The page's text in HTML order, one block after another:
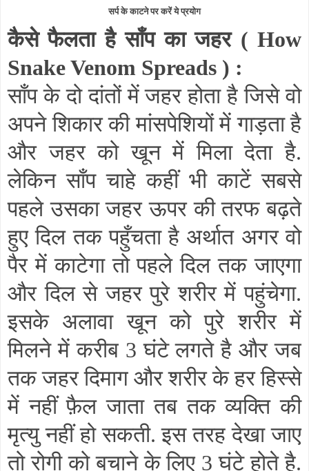
सर्प के काटने पर करें ये प्रयोग
कैसे फैलता है साँप का जहर ( How
Snake Venom Spreads ) :
साँप के दो दांतों में जहर होता है जिसे वो
अपने शिकार की मांसपेशियों में गाड़ता है
और जहर को खून में मिला देता है.
लेकिन साँप चाहे कहीं भी काटें सबसे
पहले उसका जहर ऊपर की तरफ बढ़ते
हुए दिल तक पहुँचता है अर्थात अगर वो
पैर में काटेगा तो पहले दिल तक जाएगा
और दिल से जहर पुरे शरीर में पहुंचेगा.
इसके अलावा खून को पुरे शरीर में
मिलने में करीब 3 घंटे लगते है और जब
तक जहर दिमाग और शरीर के हर हिस्से
में नहीं फ़ैल जाता तब तक व्यक्ति की
मृत्यु नहीं हो सकती. इस तरह देखा जाए
तो रोगी को बचाने के लिए 3 घंटे होते है.